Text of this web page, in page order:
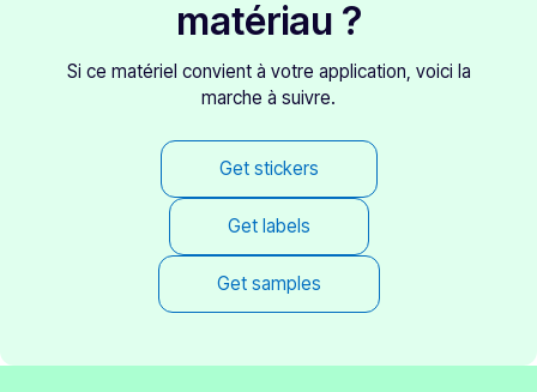
matériau ?
Si ce matériel convient à votre application, voici la
marche à suivre.
Get stickers
Get labels
Get samples